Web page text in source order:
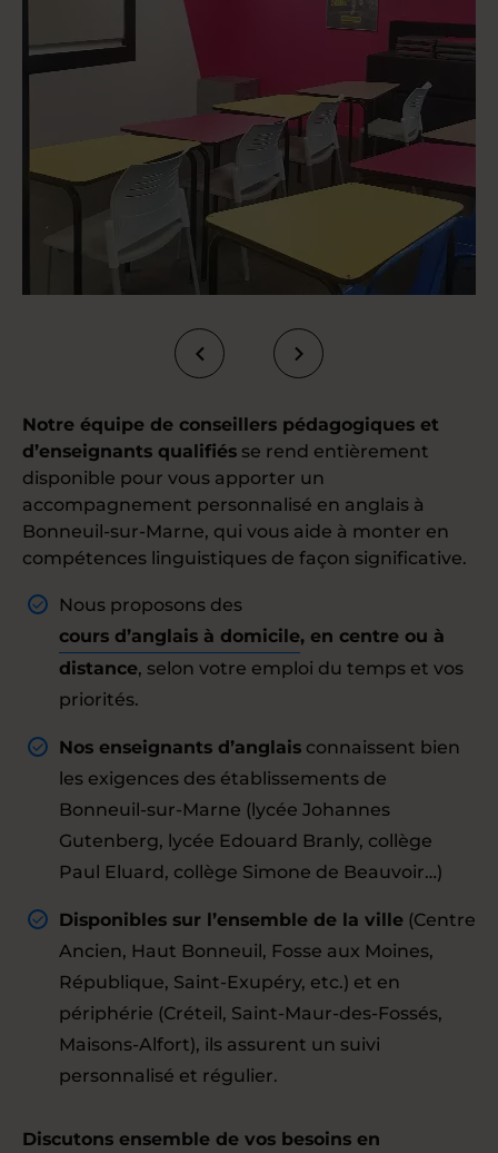
Notre équipe de conseillers pédagogiques et
d’enseignants qualifiés se rend entièrement
disponible pour vous apporter un
accompagnement personnalisé en anglais à
Bonneuil-sur-Marne, qui vous aide à monter en
compétences linguistiques de façon significative.
Nous proposons des
cours d’anglais à domicile, en centre ou à
distance, selon votre emploi du temps et vos
priorités.
Nos enseignants d’anglais connaissent bien
les exigences des établissements de
Bonneuil-sur-Marne (lycée Johannes
Gutenberg, lycée Edouard Branly, collège
Paul Eluard, collège Simone de Beauvoir…)
Disponibles sur l’ensemble de la ville (Centre
Ancien, Haut Bonneuil, Fosse aux Moines,
République, Saint-Exupéry, etc.) et en
périphérie (Créteil, Saint-Maur-des-Fossés,
Maisons-Alfort), ils assurent un suivi
personnalisé et régulier.
Discutons ensemble de vos besoins en